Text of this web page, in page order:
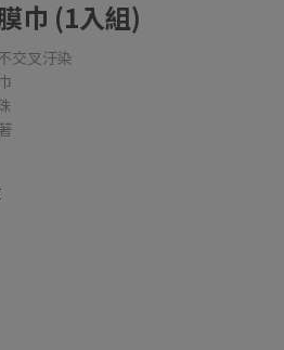
巾 (1入組)
交叉汙染